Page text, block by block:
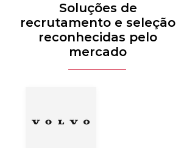
Soluções de
recrutamento e seleção
reconhecidas pelo
mercado